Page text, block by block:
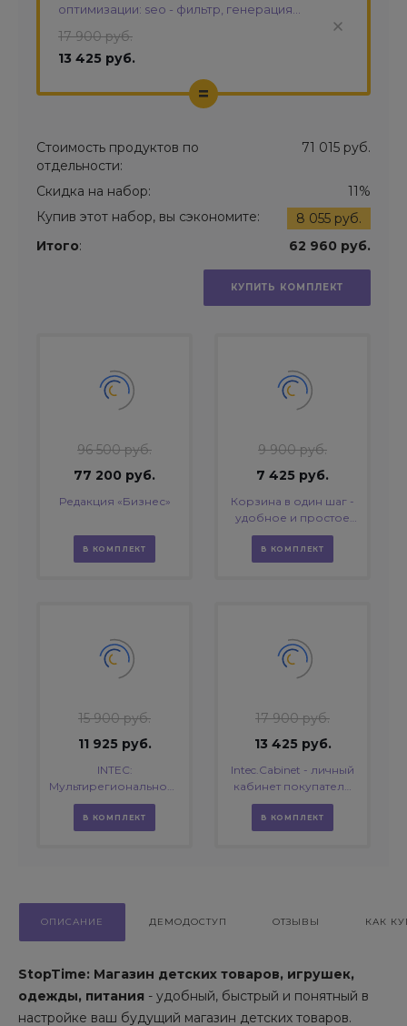
оптимизации: seo - фильтр, генерация
17 900 руб.
13 425 руб.
=
Стоимость продуктов по
отдельности:
71 015 руб.
Скидка на набор:
11%
Купив этот набор, вы сэкономите:
8 055 руб.
Итого: 62 960 руб.
КУПИТЬ КОМПЛЕКТ
96 500 руб.
77 200 руб.
Редакция «Бизнес»
В КОМПЛЕКТ
9 900 руб.
7 425 руб.
Корзина в один шаг -
удобное и простое
оформление заказа в
интернет-магазине
В КОМПЛЕКТ
15 900 руб.
11 925 руб.
INTEC:
Мультирегиональность
- региональная сеть
вашего сайта с
продвижением в
В КОМПЛЕКТ
17 900 руб.
13 425 руб.
Intec.Cabinet - личный
кабинет покупателя
для интернет-
магазина (B2B и B2C)
В КОМПЛЕКТ
ОПИСАНИЕ ДЕМОДОСТУП ОТЗЫВЫ КАК
StopTime: Магазин детских товаров, игрушек,
одежды, питания - удобный, быстрый и понятный в
настройке ваш будущий магазин детских товаров.